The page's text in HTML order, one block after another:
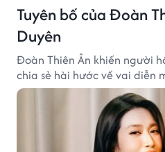
Tuyên bố của Đoàn
Duyên
Đoàn Thiên Ân khiến người
chia sẻ hài hước về vai diễn